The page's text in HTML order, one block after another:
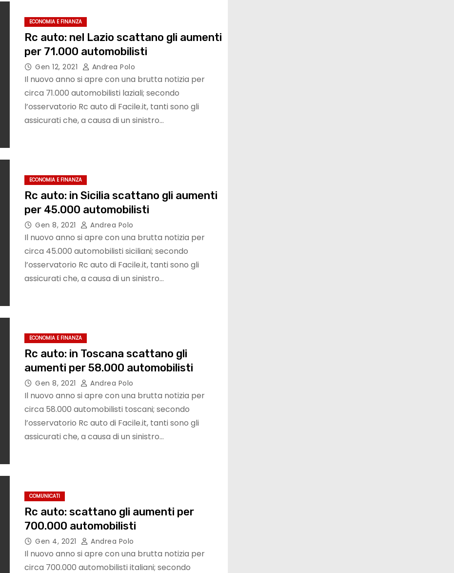
ECONOMIA E FINANZA
Rc auto: nel Lazio scattano gli aumenti
per 71.000 automobilisti
Gen 12, 2021 Andrea Polo
Il nuovo anno si apre con una brutta notizia per
circa 71.000 automobilisti laziali; secondo
l’osservatorio Rc auto di Facile.it, tanti sono gli
assicurati che, a causa di un sinistro…
ECONOMIA E FINANZA
Rc auto: in Sicilia scattano gli aumenti
per 45.000 automobilisti
Gen 8, 2021 Andrea Polo
Il nuovo anno si apre con una brutta notizia per
circa 45.000 automobilisti siciliani; secondo
l’osservatorio Rc auto di Facile.it, tanti sono gli
assicurati che, a causa di un sinistro…
ECONOMIA E FINANZA
Rc auto: in Toscana scattano gli
aumenti per 58.000 automobilisti
Gen 8, 2021 Andrea Polo
Il nuovo anno si apre con una brutta notizia per
circa 58.000 automobilisti toscani; secondo
l’osservatorio Rc auto di Facile.it, tanti sono gli
assicurati che, a causa di un sinistro…
COMUNICATI
Rc auto: scattano gli aumenti per
700.000 automobilisti
Gen 4, 2021 Andrea Polo
Il nuovo anno si apre con una brutta notizia per
circa 700.000 automobilisti italiani; secondo